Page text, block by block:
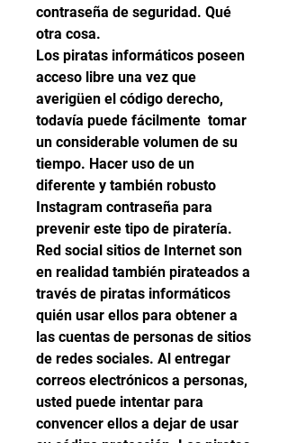
contraseña de seguridad. Qué
otra cosa.
Los piratas informáticos poseen
acceso libre una vez que
averigüen el código derecho,
todavía puede fácilmente  tomar
un considerable volumen de su
tiempo. Hacer uso de un
diferente y también robusto
Instagram contraseña para
prevenir este tipo de piratería.
Red social sitios de Internet son
en realidad también pirateados a
través de piratas informáticos
quién usar ellos para obtener a
las cuentas de personas de sitios
de redes sociales. Al entregar
correos electrónicos a personas,
usted puede intentar para
convencer ellos a dejar de usar